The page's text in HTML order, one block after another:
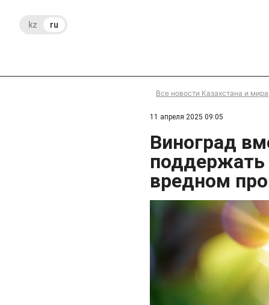
kz ru
Все новости Казахстана и мира
11 апреля 2025 09:05
Виноград
поддержать
вредном